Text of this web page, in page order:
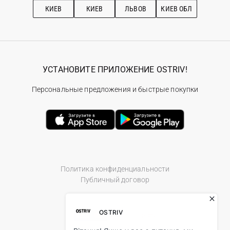
КИЕВ КИЕВ ЛЬВОВ КИЕВ ОБЛ
Политика конфиденциальности
Публичный договор
УСТАНОВИТЕ ПРИЛОЖЕНИЕ OSTRIV!
Персональные предложения и быстрые покупки